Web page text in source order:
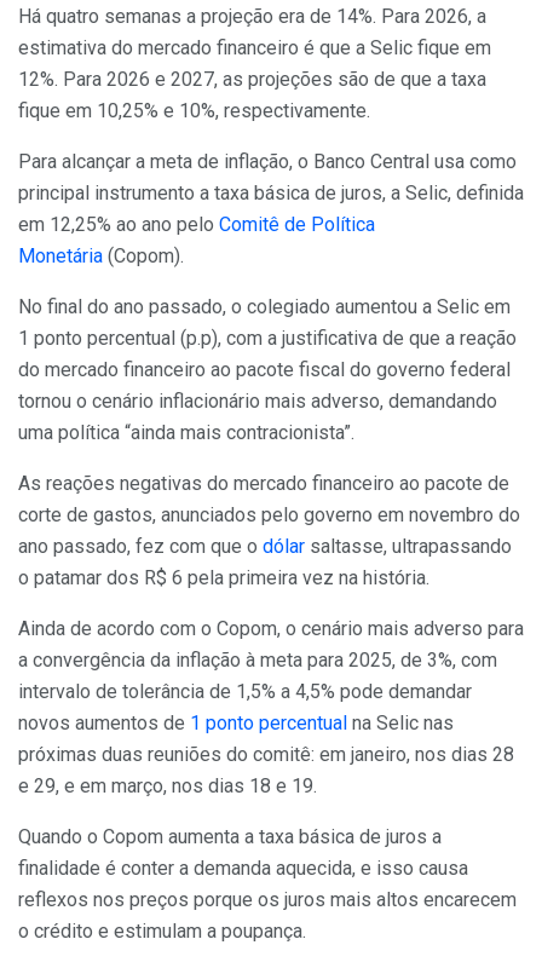
Há quatro semanas a projeção era de 14%. Para 2026, a
estimativa do mercado financeiro é que a Selic fique em
12%. Para 2026 e 2027, as projeções são de que a taxa
fique em 10,25% e 10%, respectivamente.
Para alcançar a meta de inflação, o Banco Central usa como
principal instrumento a taxa básica de juros, a Selic, definida
em 12,25% ao ano pelo Comitê de Política
Monetária (Copom).
No final do ano passado, o colegiado aumentou a Selic em
1 ponto percentual (p.p), com a justificativa de que a reação
do mercado financeiro ao pacote fiscal do governo federal
tornou o cenário inflacionário mais adverso, demandando
uma política “ainda mais contracionista”.
As reações negativas do mercado financeiro ao pacote de
corte de gastos, anunciados pelo governo em novembro do
ano passado, fez com que o dólar saltasse, ultrapassando
o patamar dos R$ 6 pela primeira vez na história.
Ainda de acordo com o Copom, o cenário mais adverso para
a convergência da inflação à meta para 2025, de 3%, com
intervalo de tolerância de 1,5% a 4,5% pode demandar
novos aumentos de 1 ponto percentual na Selic nas
próximas duas reuniões do comitê: em janeiro, nos dias 28
e 29, e em março, nos dias 18 e 19.
Quando o Copom aumenta a taxa básica de juros a
finalidade é conter a demanda aquecida, e isso causa
reflexos nos preços porque os juros mais altos encarecem
o crédito e estimulam a poupança.